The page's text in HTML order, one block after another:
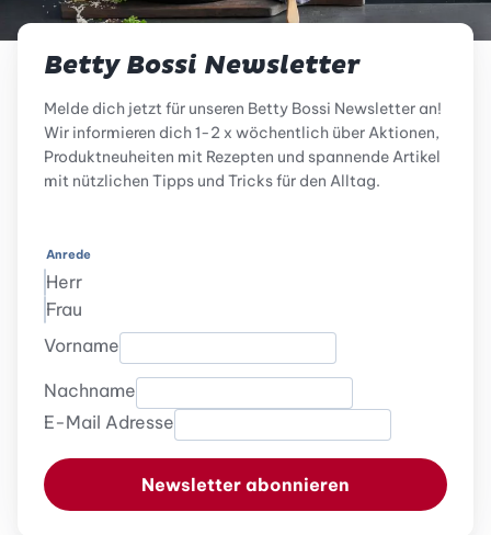
Betty Bossi Newsletter
Melde dich jetzt für unseren Betty Bossi Newsletter an!
Wir informieren dich 1-2 x wöchentlich über Aktionen,
Produktneuheiten mit Rezepten und spannende Artikel
mit nützlichen Tipps und Tricks für den Alltag.
Anrede
Herr
Frau
Vorname
Nachname
E-Mail Adresse
Newsletter abonnieren